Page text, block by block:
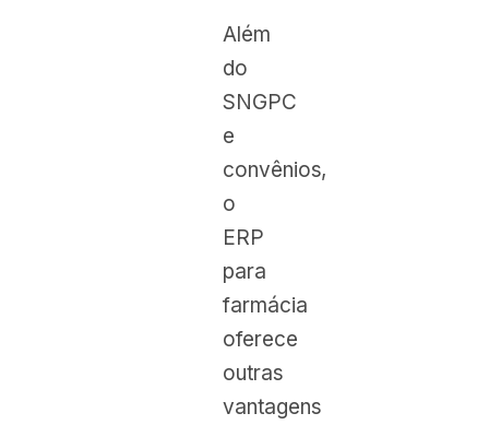
Além
do
SNGPC
e
convênios,
o
ERP
para
farmácia
oferece
outras
vantagens